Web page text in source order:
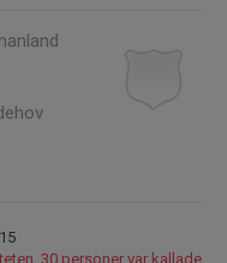
30 personer var kallade.